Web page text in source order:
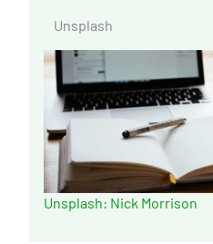
Unsplash
Unsplash: Nick Morrison